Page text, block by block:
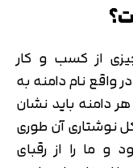
از کسب و کار
واقع نام دامنه به
باید نشان
نوشتاری آن طوری
و ما را از رقبای